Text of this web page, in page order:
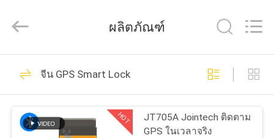
บ้าน
สินค้า
Technology
Rights
กุญแจติดตาม GPS
210
ผลิตภัณฑ์
จีน GPS Smart Lock
HOT
JT705A Jointech ติดตาม
GPS ในเวลาจริง